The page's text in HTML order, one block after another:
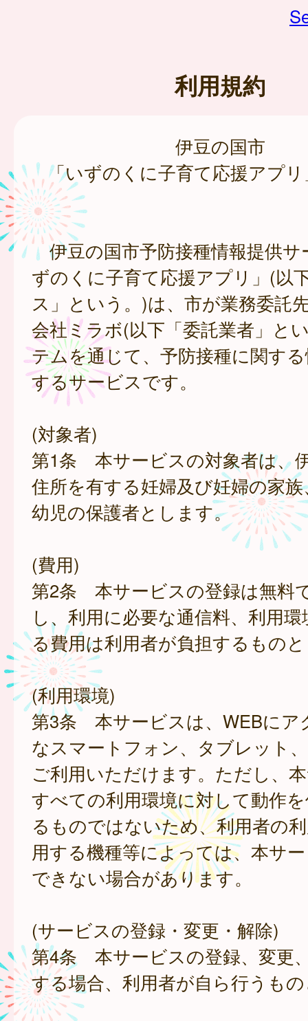
利用規約
伊豆の国市
「いずのくに子育て応援アプ
伊豆の国市予防接種情報提供サ
ずのくに子育て応援アプリ」(以
ス」という。)は、市が業務委託
会社ミラボ(以下「委託業者」と
テムを通じて、予防接種に関す
するサービスです。
(対象者)
第1条 本サービスの対象者は、
住所を有する妊婦及び妊婦の家
幼児の保護者とします。
(費用)
第2条 本サービスの登録は無料
し、利用に必要な通信料、利用
る費用は利用者が負担するもの
(利用環境)
第3条 本サービスは、WEBにア
なスマートフォン、タブレット
ご利用いただけます。ただし、
すべての利用環境に対して動作
るものではないため、利用者の
用する機種等によっては、本サ
できない場合があります。
(サービスの登録・変更・解除)
第4条 本サービスの登録、変更
する場合、利用者が自ら行うも